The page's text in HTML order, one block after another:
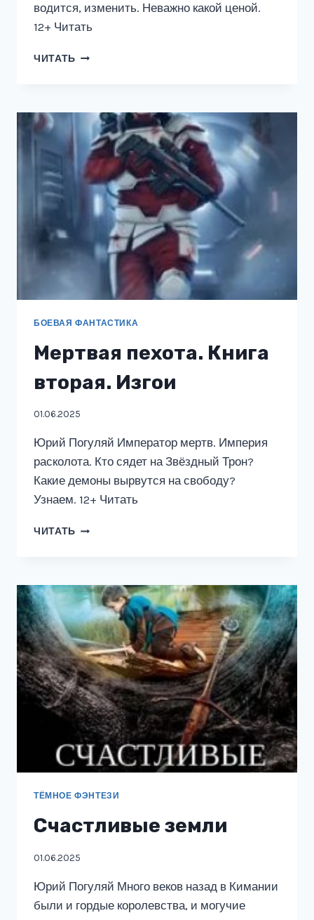
водится, изменить. Неважно какой ценой.
12+ Читать
ЧИТАТЬ ЛЕДОВАЯ
БОЕВАЯ ФАНТАСТИКА
Мертвая пехота. Книга
вторая. Изгои
01.06.2025
Юрий Погуляй Император мертв. Империя
расколота. Кто сядет на Звёздный Трон?
Какие демоны вырвутся на свободу?
Узнаем. 12+ Читать
ЧИТАТЬ МЕРТВАЯ
ИЗГОИ
ТЁМНОЕ ФЭНТЕЗИ
Счастливые земли
01.06.2025
Юрий Погуляй Много веков назад в Кимании
были и гордые королевства, и могучие